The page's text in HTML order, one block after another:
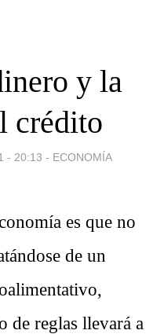
y la
crédito
- 20:13 - ECONOMÍA
es que no
de un
de reglas llevará a